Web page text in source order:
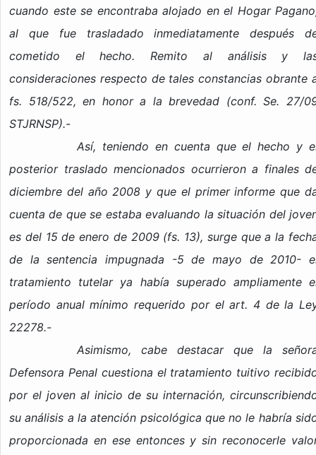
cuando este se encontraba alojado en el Hogar
al que fue trasladado inmediatamente después
cometido el hecho. Remito al análisis y
consideraciones respecto de tales constancias obrante
fs. 518/522, en honor a la brevedad (conf. Se. 27/
STJRNSP).-
Así, teniendo en cuenta que el hecho y
posterior traslado mencionados ocurrieron a finales
diciembre del año 2008 y que el primer informe que
cuenta de que se estaba evaluando la situación del
es del 15 de enero de 2009 (fs. 13), surge que a la
de la sentencia impugnada -5 de mayo de 2010-
tratamiento tutelar ya había superado ampliamente
período anual mínimo requerido por el art. 4 de la
22278.-
Asimismo, cabe destacar que la
Defensora Penal cuestiona el tratamiento tuitivo
por el joven al inicio de su internación,
su análisis a la atención psicológica que no le habría
proporcionada en ese entonces y sin reconocerle